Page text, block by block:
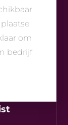
om
bedrijf